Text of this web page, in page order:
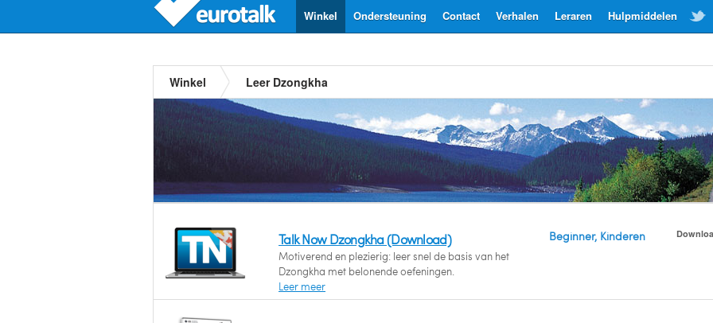
Hulpmiddelen
Leraren
Verhalen
Contact
Ondersteuning
Winkel
Winkel Leer Dzongkha
Talk Now Dzongkha (Download)
Motiverend en plezierig: leer snel de basis van het
Dzongkha met belonende oefeningen.
Leer meer
Beginner, Kinderen